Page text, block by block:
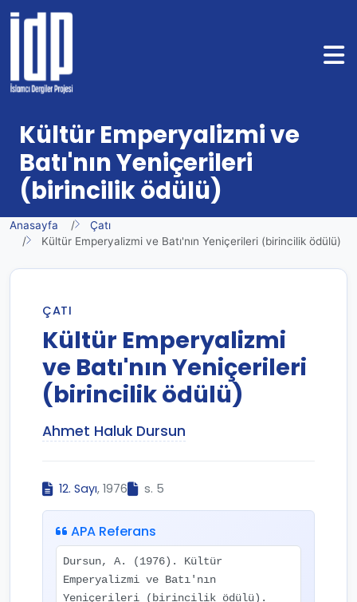
Kültür Emperyalizmi ve
Batı'nın Yeniçerileri
(birincilik ödülü)
Anasayfa
Çatı
Kültür Emperyalizmi ve Batı'nın Yeniçerileri (birincilik ödülü)
ÇATI
Kültür Emperyalizmi
ve Batı'nın Yeniçerileri
(birincilik ödülü)
Ahmet Haluk Dursun
12. Sayı, 1976 s. 5
APA Referans
Dursun, A. (1976). Kültür
Emperyalizmi ve Batı'nın
Yeniçerileri (birincilik ödülü).